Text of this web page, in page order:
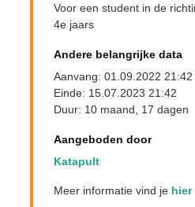
Voor een student in de
4e jaars
Andere belangrijke data
Aanvang: 01.09.2022 21:42
Einde: 15.07.2023 21:42
Duur: 10 maand, 17 dagen
Aangeboden door
Katapult
Meer informatie vind je hier